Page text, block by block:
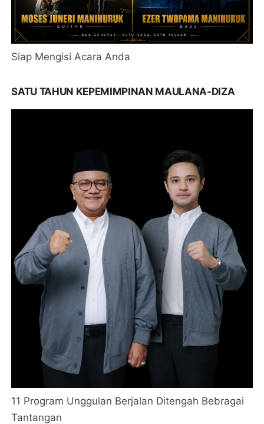
Siap Mengisi Acara Anda
SATU TAHUN KEPEMIMPINAN MAULANA-DIZA
11 Program Unggulan Berjalan Ditengah Bebragai
Tantangan